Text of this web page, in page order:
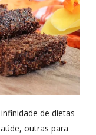
de dietas
outras para